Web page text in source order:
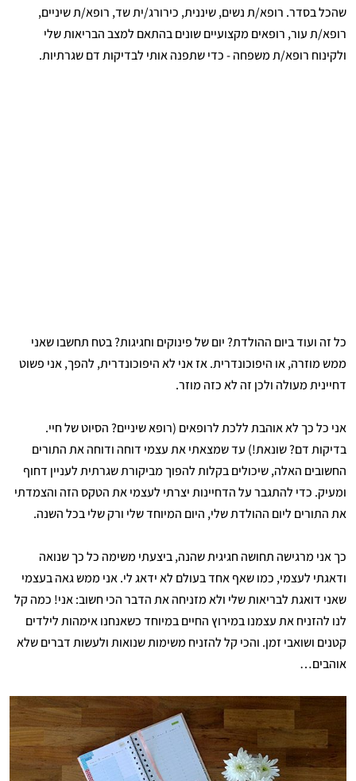
שהכל בסדר. רופא/ת נשים, שיננית, כירורג/ית שד, רופא/ת שיניים,
רופא/ת עור, רופאים מקצועיים שונים בהתאם למצב הבריאות שלי
ולקינוח רופא/ת משפחה - כדי שתפנה אותי לבדיקות דם שגרתיות.
כל זה ועוד ביום ההולדת? יום של פינוקים וחגיגות? בטח תחשבו שאני
ממש מוזרה, או היפוכונדרית. אז אני לא היפוכונדרית, להפך, אני פשוט
דחיינית מעולה ולכן זה לא כזה מוזר.
אני כל כך לא אוהבת ללכת לרופאים (רופא שיניים? הסיוט של חיי.
בדיקות דם? שונאת!) עד שמצאתי את עצמי דוחה ודוחה את התורים
החשובים האלה, שיכולים בקלות להפוך מביקורת שגרתית לעניין דחוף
ומעיק. כדי להתגבר על הדחיינות יצרתי לעצמי את הטקס הזה והצמדתי
את התורים ליום ההולדת שלי, היום המיוחד שלי ורק שלי בכל השנה.
כך אני מרגישה תחושה חגיגית שהנה, ביצעתי משימה כל כך שנואה
ודאגתי לעצמי, כמו שאף אחד בעולם לא ידאג לי. אני ממש גאה בעצמי
שאני דואגת לבריאות שלי ולא מזניחה את הדבר הכי חשוב: אני! כמה קל
לנו להזניח את עצמנו במירוץ החיים במיוחד כשאנחנו אימהות לילדים
קטנים ושואבי זמן. והכי קל להזניח משימות שנואות ולעשות דברים שלא
אוהבים…